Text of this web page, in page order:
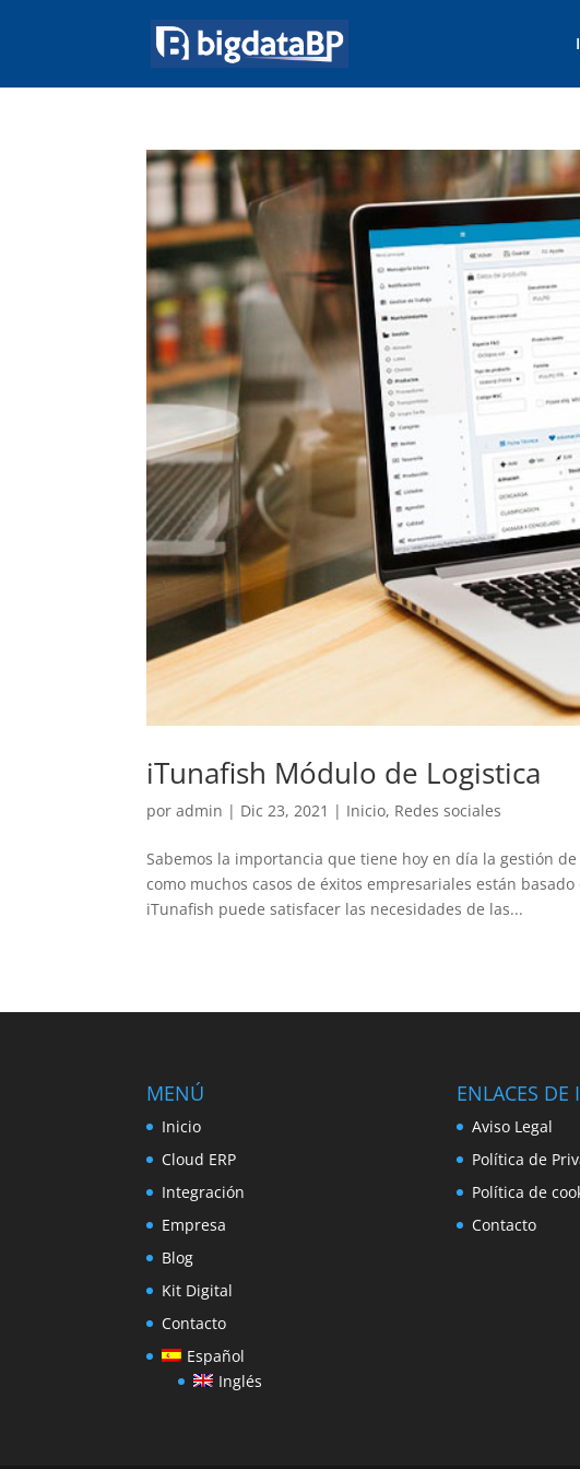
iTunafish Módulo de Logistica
poradmin | Dic 23, 2021 | Inicio, Redes sociales
Sabemos la importancia que tiene hoy en día la gestión
como muchos casos de éxitos empresariales están
iTunafish puede satisfacer las necesidades de las...
MENÚ
Inicio
Cloud ERP
Integración
Empresa
Blog
Kit Digital
Contacto
Español
Inglés
ENLACES DE
Aviso Legal
Política de
Política de
Contacto